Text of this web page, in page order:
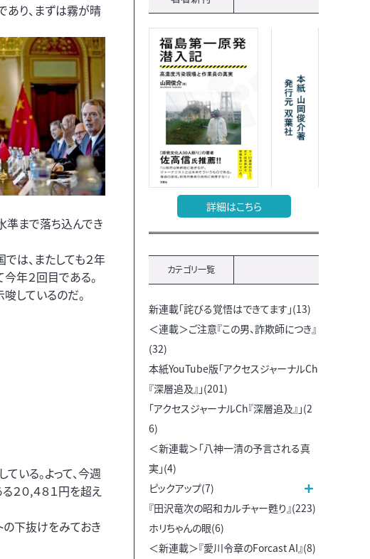
あり、まずは霧が晴
準まで落ち込んでき
は、またしても２年
年２回目である。
しているのだ。
いる。よって、今週
０,４８１円を超え
の下抜けをみておき
詳細はこちら
カテゴリ一覧
新連載「詫びる覚悟はできてます」(13)
＜連載＞ご注意『この男、詐欺師につき』
(32)
本紙YouTube版「アクセスジャーナルCh
『深層追及』」(201)
「アクセスジャーナルCh『深層追及』」(2
6)
＜新連載＞「八神一清の予言される真
実」(4)
ピックアップ(7)
『田沢竜次の昭和カルチャー甦り』(223)
ホリちゃんの眼(6)
＜新連載＞『愛川令章のForcast AI』(8)